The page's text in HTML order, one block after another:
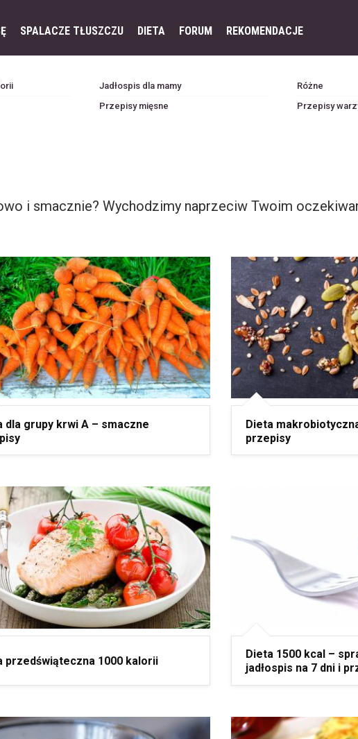
SPALACZE TŁUSZCZU DIETA FORUM REKOMENDACJE
Jadłospis dla mamy
Przepisy mięsne
Różne
Przepisy
i smacznie? Wychodzimy naprzeciw Twoim
dla grupy krwi A – smaczne
Dieta
przepisy
przedświąteczna 1000 kalorii
Dieta 1500 kcal –
jadłospis na 7 dni i